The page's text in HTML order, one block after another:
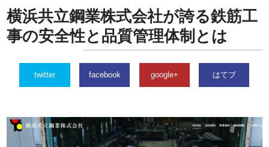
横浜共立鋼業株式会社が誇る鉄筋工
事の安全性と品質管理体制とは
twitter facebook google+ はてブ